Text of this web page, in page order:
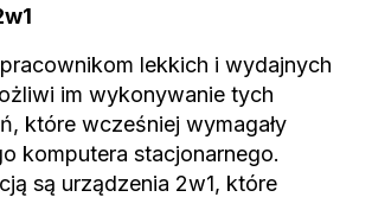
lekkich i wydajnych
im wykonywanie tych
które wcześniej wymagały
komputera stacjonarnego.
są urządzenia 2w1, które